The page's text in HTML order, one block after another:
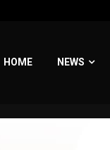
HOME NEWS